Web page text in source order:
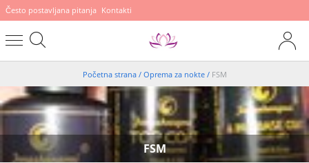
Često postavljana pitanja Kontakti
Početna strana / Oprema za nokte / FSM
FSM